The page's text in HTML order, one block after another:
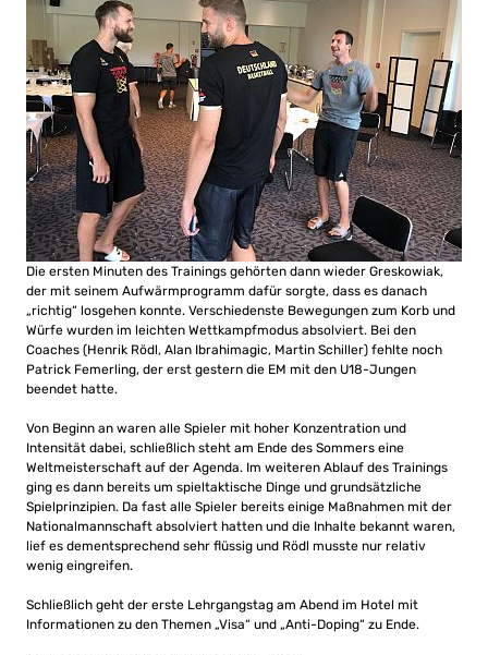
Die ersten Minuten des Trainings gehörten dann wieder Greskowiak,
der mit seinem Aufwärmprogramm dafür sorgte, dass es danach
„richtig“ losgehen konnte. Verschiedenste Bewegungen zum Korb und
Würfe wurden im leichten Wettkampfmodus absolviert. Bei den
Coaches (Henrik Rödl, Alan Ibrahimagic, Martin Schiller) fehlte noch
Patrick Femerling, der erst gestern die EM mit den U18-Jungen
beendet hatte.
Von Beginn an waren alle Spieler mit hoher Konzentration und
Intensität dabei, schließlich steht am Ende des Sommers eine
Weltmeisterschaft auf der Agenda. Im weiteren Ablauf des Trainings
ging es dann bereits um spieltaktische Dinge und grundsätzliche
Spielprinzipien. Da fast alle Spieler bereits einige Maßnahmen mit der
Nationalmannschaft absolviert hatten und die Inhalte bekannt waren,
lief es dementsprechend sehr flüssig und Rödl musste nur relativ
wenig eingreifen.
Schließlich geht der erste Lehrgangstag am Abend im Hotel mit
Informationen zu den Themen „Visa“ und „Anti-Doping“ zu Ende.